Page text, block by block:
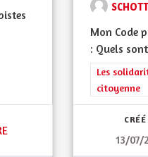
DE PISTES CYCLABLES
SCHOTT
Mon Code
: Quels
Filtrer les
Les
citoyenne
13/07/